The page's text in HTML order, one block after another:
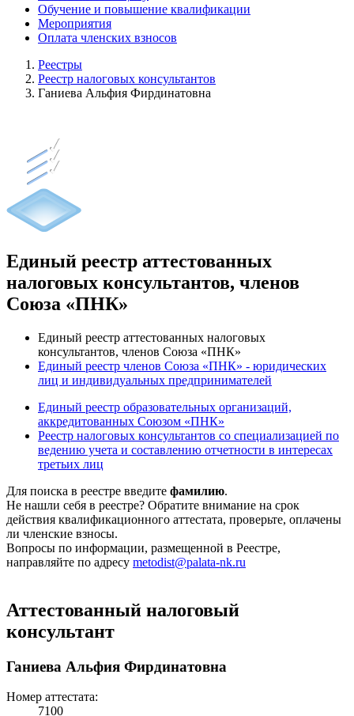
Обучение и повышение квалификации
Мероприятия
Оплата членских взносов
Реестры
Реестр налоговых консультантов
Ганиева Альфия Фирдинатовна
Единый реестр аттестованных
налоговых консультантов, членов
Союза «ПНК»
Единый реестр аттестованных налоговых
консультантов, членов Союза «ПНК»
Единый реестр членов Союза «ПНК» - юридических
лиц и индивидуальных предпринимателей
Единый реестр образовательных организаций,
аккредитованных Союзом «ПНК»
Реестр налоговых консультантов со специализацией по
ведению учета и составлению отчетности в интересах
третьих лиц
Для поиска в реестре введите фамилию.
Не нашли себя в реестре? Обратите внимание на срок
действия квалификационного аттестата, проверьте, оплачены
ли членские взносы.
Вопросы по информации, размещенной в Реестре,
направляйте по адресу metodist@palata-nk.ru
Аттестованный налоговый
консультант
Ганиева Альфия Фирдинатовна
Номер аттестата:
7100